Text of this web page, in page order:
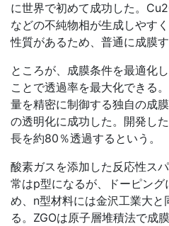
に世界で初めて成功した。
などの不純物相が生成しやす
性質があるため、普通に成膜
ところが、成膜条件を最適化
ことで透過率を最大化できる
量を精密に制御する独自の成
の透明化に成功した。開発し
長を約80％透過するという。
酸素ガスを添加した反応性ス
常はp型になるが、ドーピン
め、n型材料には金沢工業大と
る。ZGOは原子層堆積法で成膜